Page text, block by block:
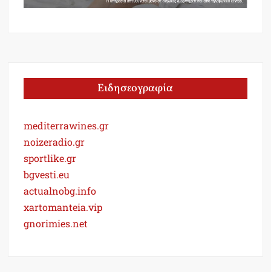
Ειδησεογραφία
mediterrawines.gr
noizeradio.gr
sportlike.gr
bgvesti.eu
actualnobg.info
xartomanteia.vip
gnorimies.net